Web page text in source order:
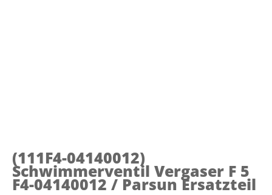
(111F4-04140012)
Schwimmerventil Vergaser F 5
F4-04140012 / Parsun Ersatzteil